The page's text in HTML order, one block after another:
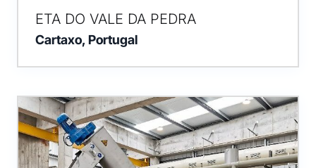
ETA DO VALE DA PEDRA
Cartaxo, Portugal